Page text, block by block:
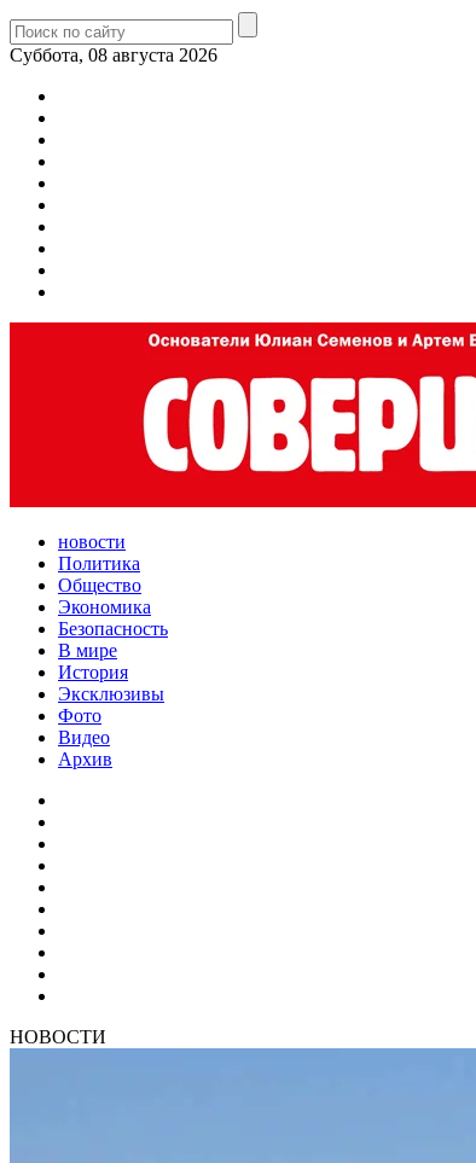
Суббота, 08 августа 2026
новости
Политика
Общество
Экономика
Безопасность
В мире
История
Эксклюзивы
Фото
Видео
Архив
НОВОСТИ